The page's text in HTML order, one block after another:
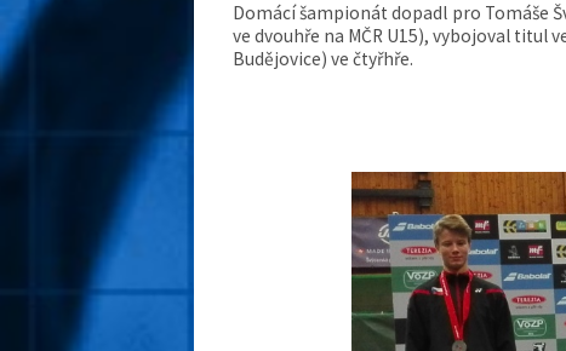
Domácí šampionát dopadl pro Tomáše
ve dvouhře na MČR U15), vybojoval titul
Budějovice) ve čtyřhře.